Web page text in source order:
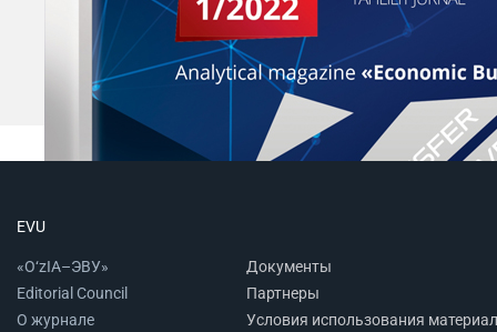
EVU
«O‘zIA–ЭВУ»
Editorial Council
О журнале
Документы
Партнеры
Условия использования